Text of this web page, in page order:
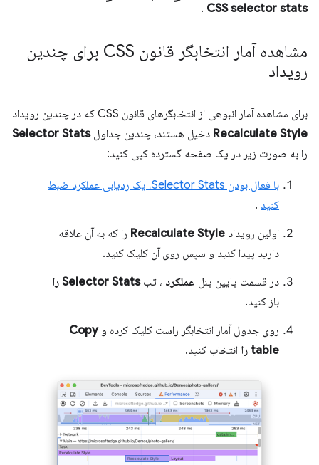
CSS selector stats
.
مشاهده آمار انتخابگر قانون CSS برای چندین
رویداد
برای مشاهده آمار انبوهی از انتخابگرهای قانون CSS که در چندین رویداد
Recalculate Style دخیل هستند، چندین جداولSelector Stats
را به صورت زیر در یک صفحه گسترده کپی کنید:
با فعال بودن Selector Stats، یک ردیابی عملکرد ضبط
کنید .
اولین رویداد Recalculate Style را که به آن علاقه
دارید پیدا کنید و سپس روی آن کلیک کنید.
در قسمت پایین پنل عملکرد ، تبSelector Stats را
باز کنید.
روی جدول آمار انتخابگر راست کلیک کرده وCopy
table را
انتخاب کنید.